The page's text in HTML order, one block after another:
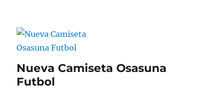
Nueva Camiseta Osasuna
Futbol